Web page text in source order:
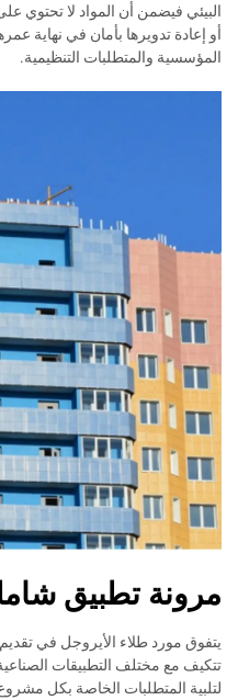
البيئي فيضمن أن المواد لا تحتوي
أو إعادة تدويرها بأمان في نهاية
المؤسسية والمتطلبات التنظيمية.
مرونة تطبيق
يتفوق مورد طلاء الأيروجل في
تتكيف مع مختلف التطبيقات
لتلبية المتطلبات الخاصة بكل